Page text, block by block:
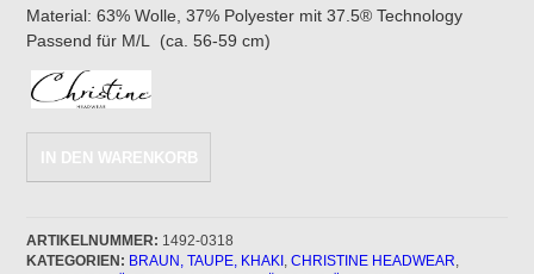
Material:63% Wolle, 37% Polyester mit 37.5® Technology
Passend für M/L (ca. 56-59 cm)
Headwear:
B.B.-
BRIANA
IN DEN WARENKORB
ARTIKELNUMMER: 1492-0318
KATEGORIEN: BRAUN, TAUPE, KHAKI ,CHRISTINE HEADWEAR,